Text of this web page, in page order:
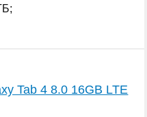
Tab 4 8.0 16GB LTE